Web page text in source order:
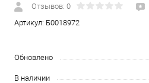
Отзывов: 0
Артикул: Б0018972
Обновлено
В наличии